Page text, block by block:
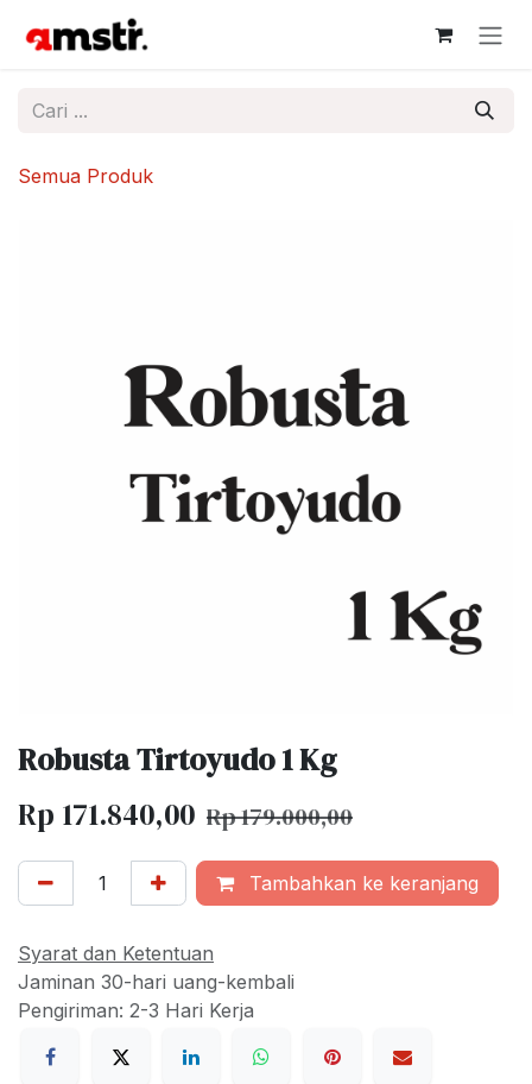
Skip ke Konten
Semua Produk
Robusta Tirtoyudo 1 Kg
Rp 171.840,00 Rp179.000,00
Tambahkan ke keranjang
Syarat dan Ketentuan
Jaminan 30-hari uang-kembali
Pengiriman: 2-3 Hari Kerja